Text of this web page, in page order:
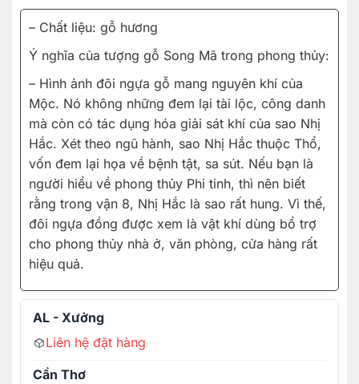
– Chất liệu: gỗ hương
Ý nghĩa của tượng gỗ Song Mã trong phong thủy:
– Hình ảnh đôi ngựa gỗ mang nguyên khí của
Mộc. Nó không những đem lại tài lộc, công danh
mà còn có tác dụng hóa giải sát khí của sao Nhị
Hắc. Xét theo ngũ hành, sao Nhị Hắc thuộc Thổ,
vốn đem lại họa về bệnh tật, sa sút. Nếu bạn là
người hiểu về phong thủy Phi tinh, thì nên biết
rằng trong vận 8, Nhị Hắc là sao rất hung. Vì thế,
đôi ngựa đồng được xem là vật khí dùng bổ trợ
cho phong thủy nhà ở, văn phòng, cửa hàng rất
hiệu quả.
AL - Xưởng
Liên hệ đặt hàng
Cần Thơ